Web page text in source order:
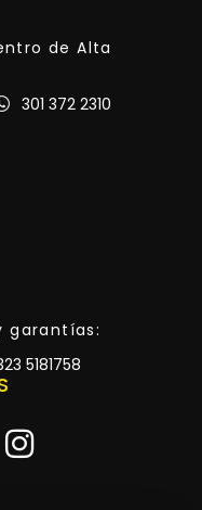
de Alta
301 372 2310
garantías:
5181758